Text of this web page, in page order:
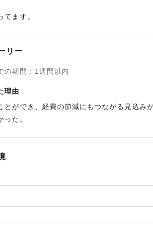
てます。
リー
の期間 ： 1週間以内
理由
とができ、経費の節減にもつながる見込み
った。